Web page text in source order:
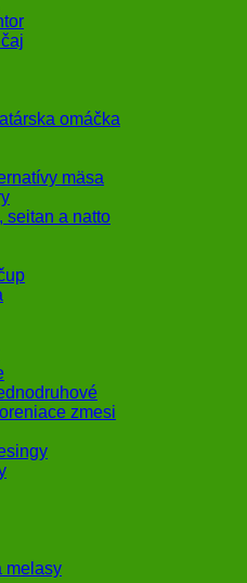
omáčka
mäsa
seitan a natto
zmesi
melasy